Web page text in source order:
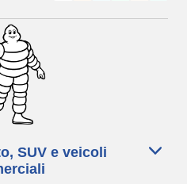
per il servizio che cerchi.
SUV e veicoli